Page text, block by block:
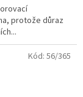
protože důraz
Kód: 56/365